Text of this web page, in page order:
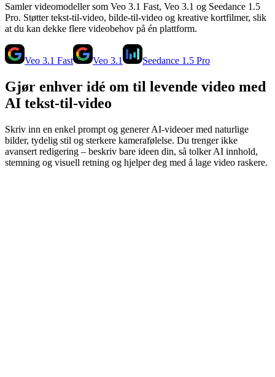
Samler videomodeller som Veo 3.1 Fast, Veo 3.1 og Seedance 1.5
Pro. Støtter tekst-til-video, bilde-til-video og kreative kortfilmer, slik
at du kan dekke flere videobehov på én plattform.
Veo 3.1 Fast Veo 3.1 Seedance 1.5 Pro
Gjør enhver idé om til levende video med
AI tekst-til-video
Skriv inn en enkel prompt og generer AI-videoer med naturlige
bilder, tydelig stil og sterkere kamerafølelse. Du trenger ikke
avansert redigering – beskriv bare ideen din, så tolker AI innhold,
stemning og visuell retning og hjelper deg med å lage video raskere.